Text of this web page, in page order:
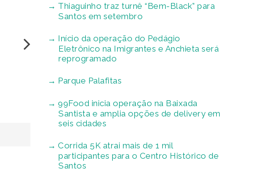
Thiaguinho traz turnê “Bem-Black” para
Santos em setembro
Início da operação do Pedágio
Eletrônico na Imigrantes e Anchieta será
reprogramado
Parque Palafitas
99Food inicia operação na Baixada
Santista e amplia opções de delivery em
seis cidades
Corrida 5K atrai mais de 1 mil
participantes para o Centro Histórico de
Santos